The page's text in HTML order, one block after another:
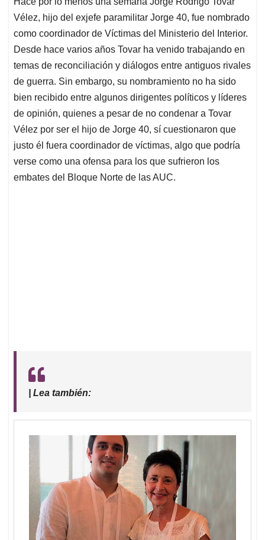
s
A
p
p
b
o
o
k
e
d
I
n
l
a
d
s
Vélez, hijo del exjefe paramilitar Jorge 40, fue nombrado
como coordinador de Víctimas del Ministerio del Interior.
Desde hace varios años Tovar ha venido trabajando en
temas de reconciliación y diálogos entre antiguos rivales
de guerra. Sin embargo, su nombramiento no ha sido
bien recibido entre algunos dirigentes políticos y líderes
de opinión, quienes a pesar de no condenar a Tovar
Vélez por ser el hijo de Jorge 40, sí cuestionaron que
justo él fuera coordinador de víctimas, algo que podría
verse como una ofensa para los que sufrieron los
embates del Bloque Norte de las AUC.
| Lea también: